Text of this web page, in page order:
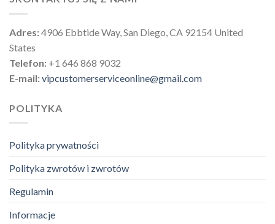
Adres:4906 Ebbtide Way, San Diego, CA 92154 United
States
Telefon: +1 646 868 9032
E-mail:vipcustomerserviceonline@gmail.com
POLITYKA
Polityka prywatności
Polityka zwrotów i zwrotów
Regulamin
Informacje